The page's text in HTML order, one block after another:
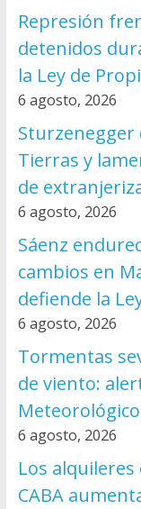
Represión
detenidos
la Ley de
6 agosto, 2026
Sturzenegger
Tierras y
de
6 agosto, 2026
Sáenz
cambios en
defiende la
6 agosto, 2026
Tormentas
de viento:
Meteorológico
6 agosto, 2026
Los
CABA